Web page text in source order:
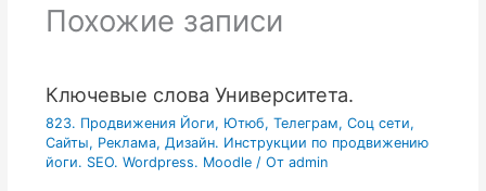
Похожие записи
Ключевые слова Университета.
823. Продвижения Йоги, Ютюб, Телеграм, Соц сети,
Сайты, Реклама, Дизайн. Инструкции по продвижению
йоги. SEO. Wordpress. Moodle/ От admin